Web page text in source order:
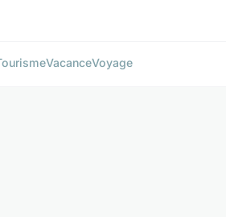
VacanceVoyage